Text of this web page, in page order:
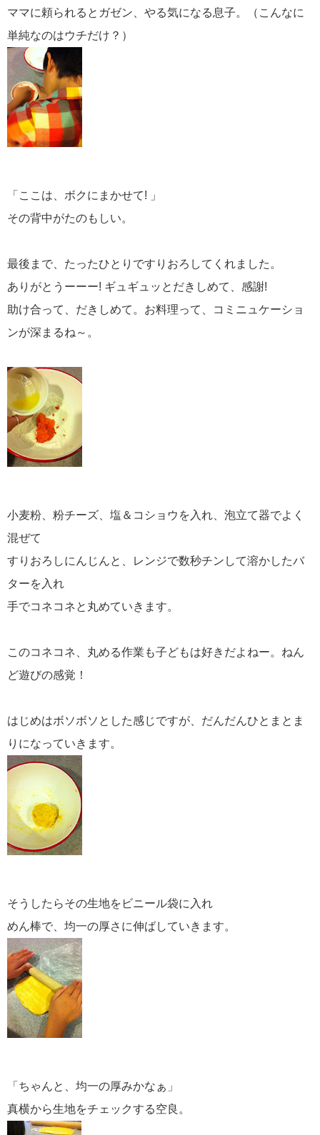
ママに頼られるとガゼン、やる気になる息子。（こんなに
単純なのはウチだけ？）
「ここは、ボクにまかせて! 」
その背中がたのもしい。
最後まで、たったひとりですりおろしてくれました。
ありがとうーーー! ギュギュッとだきしめて、感謝!
助け合って、だきしめて。お料理って、コミニュケーショ
ンが深まるね～。
小麦粉、粉チーズ、塩＆コショウを入れ、泡立て器でよく
混ぜて
すりおろしにんじんと、レンジで数秒チンして溶かしたバ
ターを入れ
手でコネコネと丸めていきます。
このコネコネ、丸める作業も子どもは好きだよねー。ねん
ど遊びの感覚！
はじめはボソボソとした感じですが、だんだんひとまとま
りになっていきます。
そうしたらその生地をビニール袋に入れ
めん棒で、均一の厚さに伸ばしていきます。
「ちゃんと、均一の厚みかなぁ」
真横から生地をチェックする空良。